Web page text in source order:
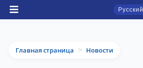
Русский
Главная страница > Новости